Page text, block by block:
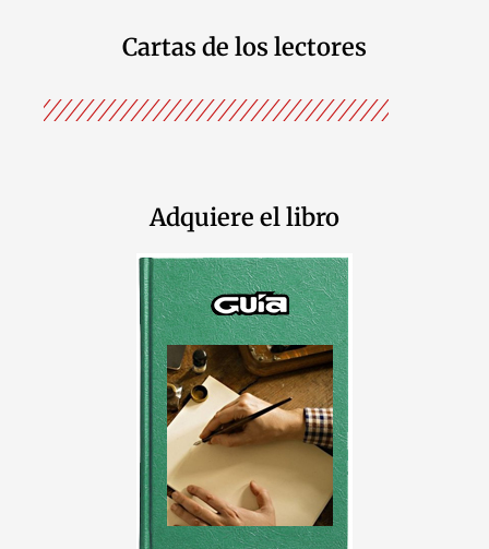
Cartas de los lectores
Adquiere el libro